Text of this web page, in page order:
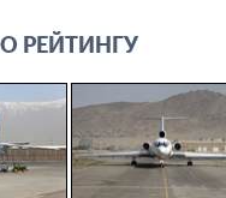
РЕЙТИНГУ